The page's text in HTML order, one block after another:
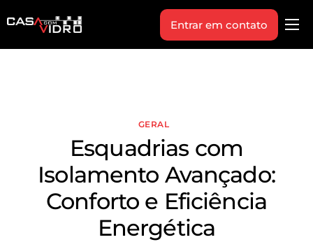
Produtos
Vagas
Sobre Nós
Entrar em contato
GERAL
Esquadrias com
Isolamento Avançado:
Conforto e Eficiência
Energética